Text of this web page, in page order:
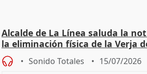
Alcalde de La Línea saluda la
la eliminación física de la Verja
Sonido Totales 15/07/2026